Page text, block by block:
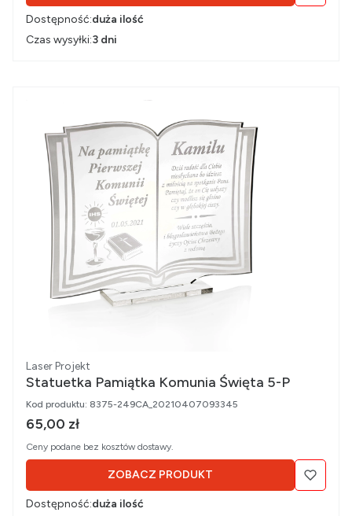
Dostępność:duża ilość
Czas wysyłki:3 dni
Producent
Laser Projekt
Statuetka Pamiątka Komunia Święta 5-P
Kod produktu: 8375-249CA_20210407093345
Cena brutto
65,00 zł
Ceny podane bez kosztów dostawy.
ZOBACZ PRODUKT
Dostępność:duża ilość